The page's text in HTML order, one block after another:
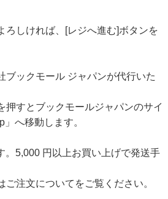
ろしければ、[レジへ進む]ボタンを
ブックモール ジャパンが代行いた
押すとブックモールジャパンのサイ
へ移動します。
。5,000 円以上お買い上げで発送手
ご注文について をご覧ください。